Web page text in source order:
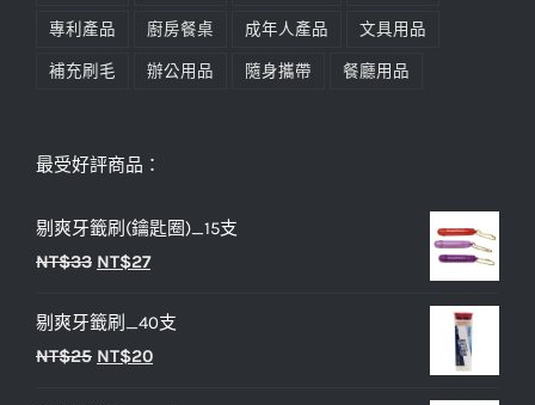
專利產品 廚房餐桌 成年人產品 文具用品
補充刷毛 辦公用品 隨身攜帶 餐廳用品
最受好評商品：
剔爽牙籤刷(鑰匙圈)_15支
NT$33 原
價
格：
NT$27目
價
格：
剔爽牙籤刷_40支
NT$25 原
NT$20目